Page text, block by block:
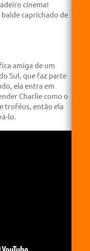
cinema!
caprichado de
amiga de um
Sul, que faz parte
ela entra em
Charlie como o
troféus, então ela
lo.